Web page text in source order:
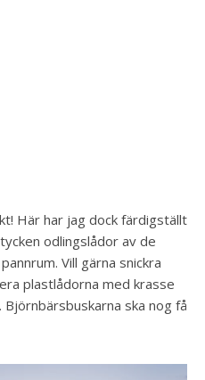
Här har jag dock färdigställt
odlingslådor av de
Vill gärna snickra
plastlådorna med krasse
ska nog få